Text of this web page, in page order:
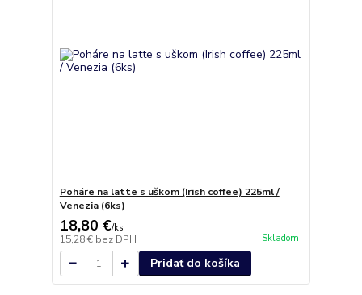
Poháre na latte s uškom (Irish coffee) 225ml /
Venezia (6ks)
18,80 €/ks
15,28 € bez DPH Skladom
Pridať do košíka